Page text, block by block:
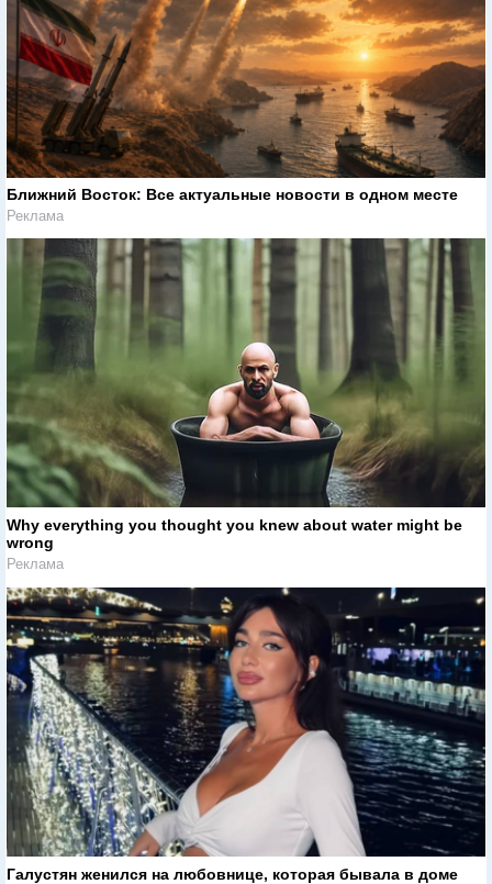
Ближний Восток: Все актуальные новости в одном месте
Реклама
Why everything you thought you knew about water might be
wrong
Реклама
Галустян женился на любовнице, которая бывала в доме